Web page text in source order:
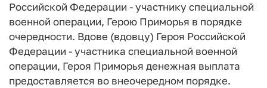
Российской Федерации - участнику специальной
военной операции, Герою Приморья в порядке
очередности. Вдове (вдовцу) Героя Российской
Федерации - участника специальной военной
операции, Героя Приморья денежная выплата
предоставляется во внеочередном порядке.